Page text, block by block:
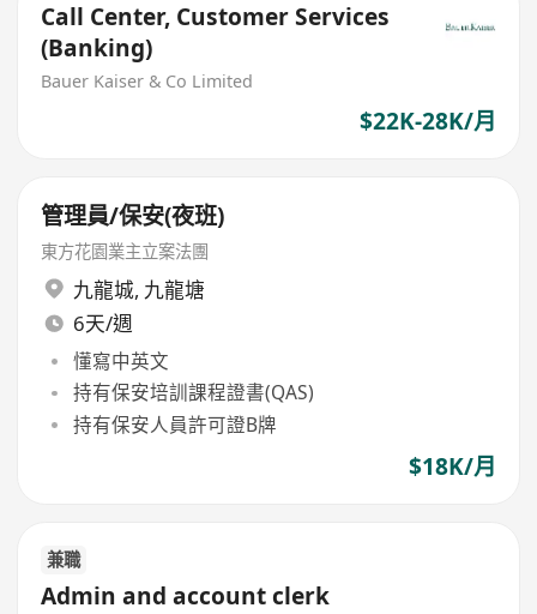
Call Center, Customer Services
(Banking)
Bauer Kaiser & Co Limited
$22K-28K/月
管理員/保安(夜班)
東方花園業主立案法團
九龍城, 九龍塘
6天/週
懂寫中英文
持有保安培訓課程證書(QAS)
持有保安人員許可證B牌
$18K/月
兼職
Admin and account clerk